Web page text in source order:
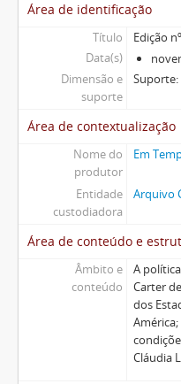
Área de identificação
Título
Edição
Data(s)
Dimensão e
suporte
Suporte:
Área de contextualização
Nome do
produtor
Em
Entidade
custodiadora
Arquivo
Área de conteúdo e
Âmbito e
conteúdo
A
Carter
dos
Cláudia